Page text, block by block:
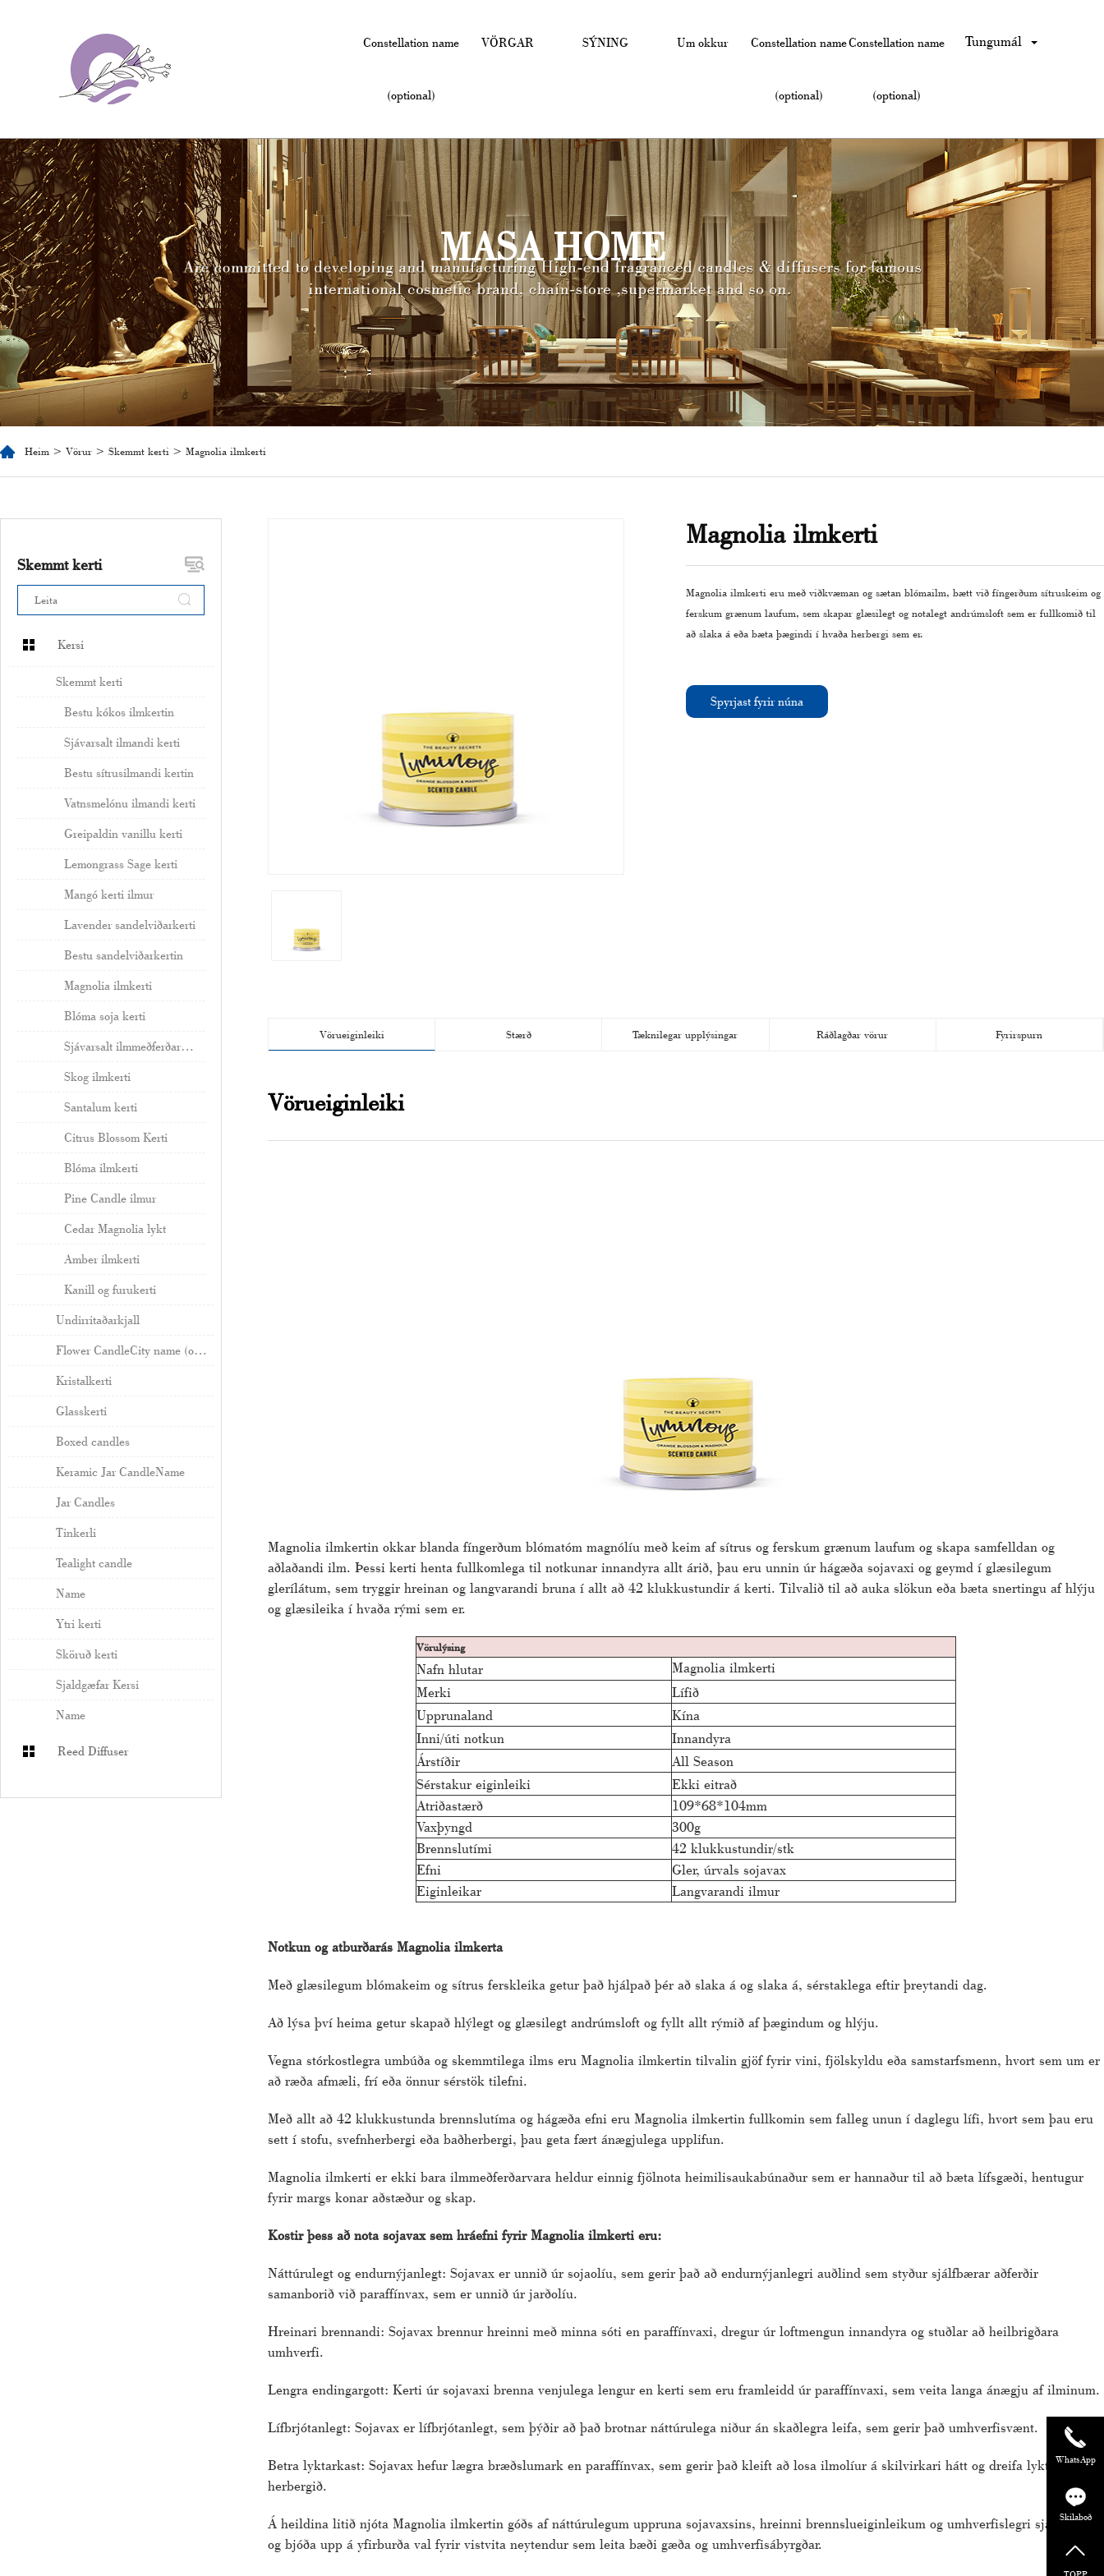
Constellation name
(optional)
VÖRGAR SÝNING Um okkur Constellation name
(optional)
Constellation name
(optional)
Tungumál
MASA HOME
Heim > Vörur > Skemmt kerti > Magnolia ilmkerti
Skemmt kerti
Kersi
Skemmt kerti
Bestu kókos ilmkertin
Sjávarsalt ilmandi kerti
Bestu sítrusilmandi kertin
Vatnsmelónu ilmandi kerti
Greipaldin vanillu kerti
Lemongrass Sage kerti
Mangó kerti ilmur
Lavender sandelviðarkerti
Bestu sandelviðarkertin
Magnolia ilmkerti
Blóma soja kerti
Sjávarsalt ilmmeðferðarkerti
Skog ilmkerti
Santalum kerti
Citrus Blossom Kerti
Blóma ilmkerti
Pine Candle ilmur
Cedar Magnolia lykt
Amber ilmkerti
Kanill og furukerti
Undirritaðarkjall
Flower CandleCity name (optional, probably does not need a translation)
Kristalkerti
Glasskerti
Boxed candles
Keramic Jar CandleName
Jar Candles
Tinkerli
Tealight candle
Name
Ytri kerti
Sköruð kerti
Sjaldgæfar Kersi
Name
Reed Diffuser
Magnolia ilmkerti
Magnolia ilmkerti eru með viðkvæman og sætan blómailm, bætt við fíngerðum sítruskeim og
ferskum grænum laufum, sem skapar glæsilegt og notalegt andrúmsloft sem er fullkomið til
að slaka á eða bæta þægindi í hvaða herbergi sem er.
Spyrjast fyrir núna
Vörueiginleiki Stærð Tæknilegar upplýsingar Ráðlagðar vörur Fyrirspurn
Vörueiginleiki
Magnolia ilmkertin okkar blanda fíngerðum blómatóm magnólíu með keim af sítrus og ferskum grænum laufum og skapa samfelldan og
aðlaðandi ilm. Þessi kerti henta fullkomlega til notkunar innandyra allt árið, þau eru unnin úr hágæða sojavaxi og geymd í glæsilegum
glerílátum, sem tryggir hreinan og langvarandi bruna í allt að 42 klukkustundir á kerti. Tilvalið til að auka slökun eða bæta snertingu af hlýju
og glæsileika í hvaða rými sem er.
Vörulýsing
Nafn hlutar
Magnolia ilmkerti
Merki
Lífið
Upprunaland
Kína
Inni/úti notkun
Innandyra
Árstíðir
All Season
Sérstakur eiginleiki
Ekki eitrað
Atriðastærð
109*68*104mm
Vaxþyngd
300g
Brennslutími
42 klukkustundir/stk
Efni
Gler, úrvals sojavax
Eiginleikar
Langvarandi ilmur
Notkun og atburðarás Magnolia ilmkerta
Með glæsilegum blómakeim og sítrus ferskleika getur það hjálpað þér að slaka á og slaka á, sérstaklega eftir þreytandi dag.
Að lýsa því heima getur skapað hlýlegt og glæsilegt andrúmsloft og fyllt allt rýmið af þægindum og hlýju.
Vegna stórkostlegra umbúða og skemmtilega ilms eru Magnolia ilmkertin tilvalin gjöf fyrir vini, fjölskyldu eða samstarfsmenn, hvort sem um er
að ræða afmæli, frí eða önnur sérstök tilefni.
Með allt að 42 klukkustunda brennslutíma og hágæða efni eru Magnolia ilmkertin fullkomin sem falleg unun í daglegu lífi, hvort sem þau eru
sett í stofu, svefnherbergi eða baðherbergi, þau geta fært ánægjulega upplifun.
Magnolia ilmkerti er ekki bara ilmmeðferðarvara heldur einnig fjölnota heimilisaukabúnaður sem er hannaður til að bæta lífsgæði, hentugur
fyrir margs konar aðstæður og skap.
Kostir þess að nota sojavax sem hráefni fyrir Magnolia ilmkerti eru:
Náttúrulegt og endurnýjanlegt: Sojavax er unnið úr sojaolíu, sem gerir það að endurnýjanlegri auðlind sem styður sjálfbærar aðferðir
samanborið við paraffínvax, sem er unnið úr jarðolíu.
Hreinari brennandi: Sojavax brennur hreinni með minna sóti en paraffínvaxi, dregur úr loftmengun innandyra og stuðlar að heilbrigðara
umhverfi.
Lengra endingargott: Kerti úr sojavaxi brenna venjulega lengur en kerti sem eru framleidd úr paraffínvaxi, sem veita langa ánægju af ilminum.
Lífbrjótanlegt: Sojavax er lífbrjótanlegt, sem þýðir að það brotnar náttúrulega niður án skaðlegra leifa, sem gerir það umhverfisvænt.
Betra lyktarkast: Sojavax hefur lægra bræðslumark en paraffínvax, sem gerir það kleift að losa ilmolíur á skilvirkari hátt og dreifa lykt um allt
herbergið.
Á heildina litið njóta Magnolia ilmkertin góðs af náttúrulegum uppruna sojavaxsins, hreinni brennslueiginleikum og umhverfislegri sjálfbærni,
og bjóða upp á yfirburða val fyrir vistvita neytendur sem leita bæði gæða og umhverfisábyrgðar.
WhatsApp
Skilaboð